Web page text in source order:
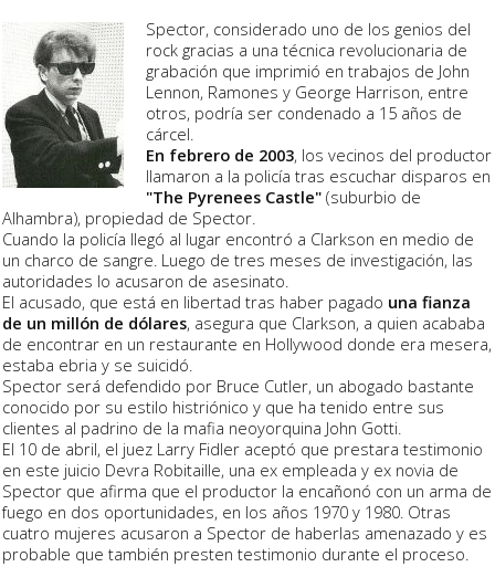
Spector, considerado uno de los genios del
rock gracias a una técnica revolucionaria de
grabación que imprimió en trabajos de John
Lennon, Ramones y George Harrison, entre
otros, podría ser condenado a 15 años de
cárcel.
En febrero de 2003, los vecinos del productor
llamaron a la policía tras escuchar disparos en
"The Pyrenees Castle" (suburbio de
Alhambra), propiedad de Spector.
Cuando la policía llegó al lugar encontró a Clarkson en medio de
un charco de sangre. Luego de tres meses de investigación, las
autoridades lo acusaron de asesinato.
El acusado, que está en libertad tras haber pagado una fianza
de un millón de dólares, asegura que Clarkson, a quien acababa
de encontrar en un restaurante en Hollywood donde era mesera,
estaba ebria y se suicidó.
Spector será defendido por Bruce Cutler, un abogado bastante
conocido por su estilo histriónico y que ha tenido entre sus
clientes al padrino de la mafia neoyorquina John Gotti.
El 10 de abril, el juez Larry Fidler aceptó que prestara testimonio
en este juicio Devra Robitaille, una ex empleada y ex novia de
Spector que afirma que el productor la encañonó con un arma de
fuego en dos oportunidades, en los años 1970 y 1980. Otras
cuatro mujeres acusaron a Spector de haberlas amenazado y es
probable que también presten testimonio durante el proceso.